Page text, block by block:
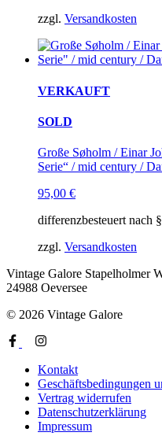
zzgl. Versandkosten
VERKAUFT
SOLD
Große Søholm / Einar
Serie“ / mid century /
95,00 €
differenzbesteuert nach
zzgl. Versandkosten
Vintage Galore Stapelholmer
24988 Oeversee
© 2026 Vintage Galore
Kontakt
Geschäftsbedingungen
Vertrag widerrufen
Datenschutzerklärung
Impressum